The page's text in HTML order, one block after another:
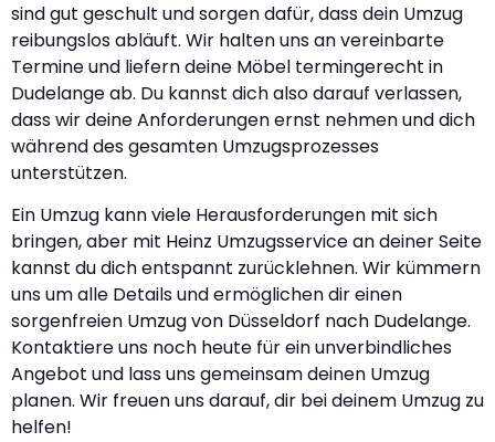
sind gut geschult und sorgen dafür, dass dein Umzug
reibungslos abläuft. Wir halten uns an vereinbarte
Termine und liefern deine Möbel termingerecht in
Dudelange ab. Du kannst dich also darauf verlassen,
dass wir deine Anforderungen ernst nehmen und dich
während des gesamten Umzugsprozesses
unterstützen.
Ein Umzug kann viele Herausforderungen mit sich
bringen, aber mit Heinz Umzugsservice an deiner Seite
kannst du dich entspannt zurücklehnen. Wir kümmern
uns um alle Details und ermöglichen dir einen
sorgenfreien Umzug von Düsseldorf nach Dudelange.
Kontaktiere uns noch heute für ein unverbindliches
Angebot und lass uns gemeinsam deinen Umzug
planen. Wir freuen uns darauf, dir bei deinem Umzug zu
helfen!